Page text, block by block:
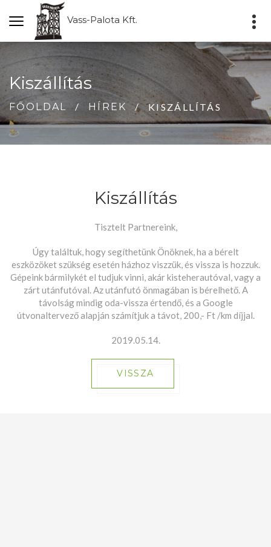
Vass-Palota Kft.
Kiszállítás
FŐOLDAL HÍREK KISZÁLLÍTÁS
Kiszállítás
Tisztelt Partnereink,
Úgy találtuk, hogy segíthetünk Önöknek, ha a bérelt
eszközöket szükség esetén házhoz viszzük, és vissza is hozzuk.
Gépeink bármilykét el tudjuk vinni, akár kisteherautóval, vagy a
zárt utánfutóval. Az utánfutó önmagában is bérelhető. A
távolság mindig oda-vissza értendő, és a Google
útvonaltervező alapján számítjuk a távot, 200,- Ft /km díjjal.
2019.05.14.
VISSZA